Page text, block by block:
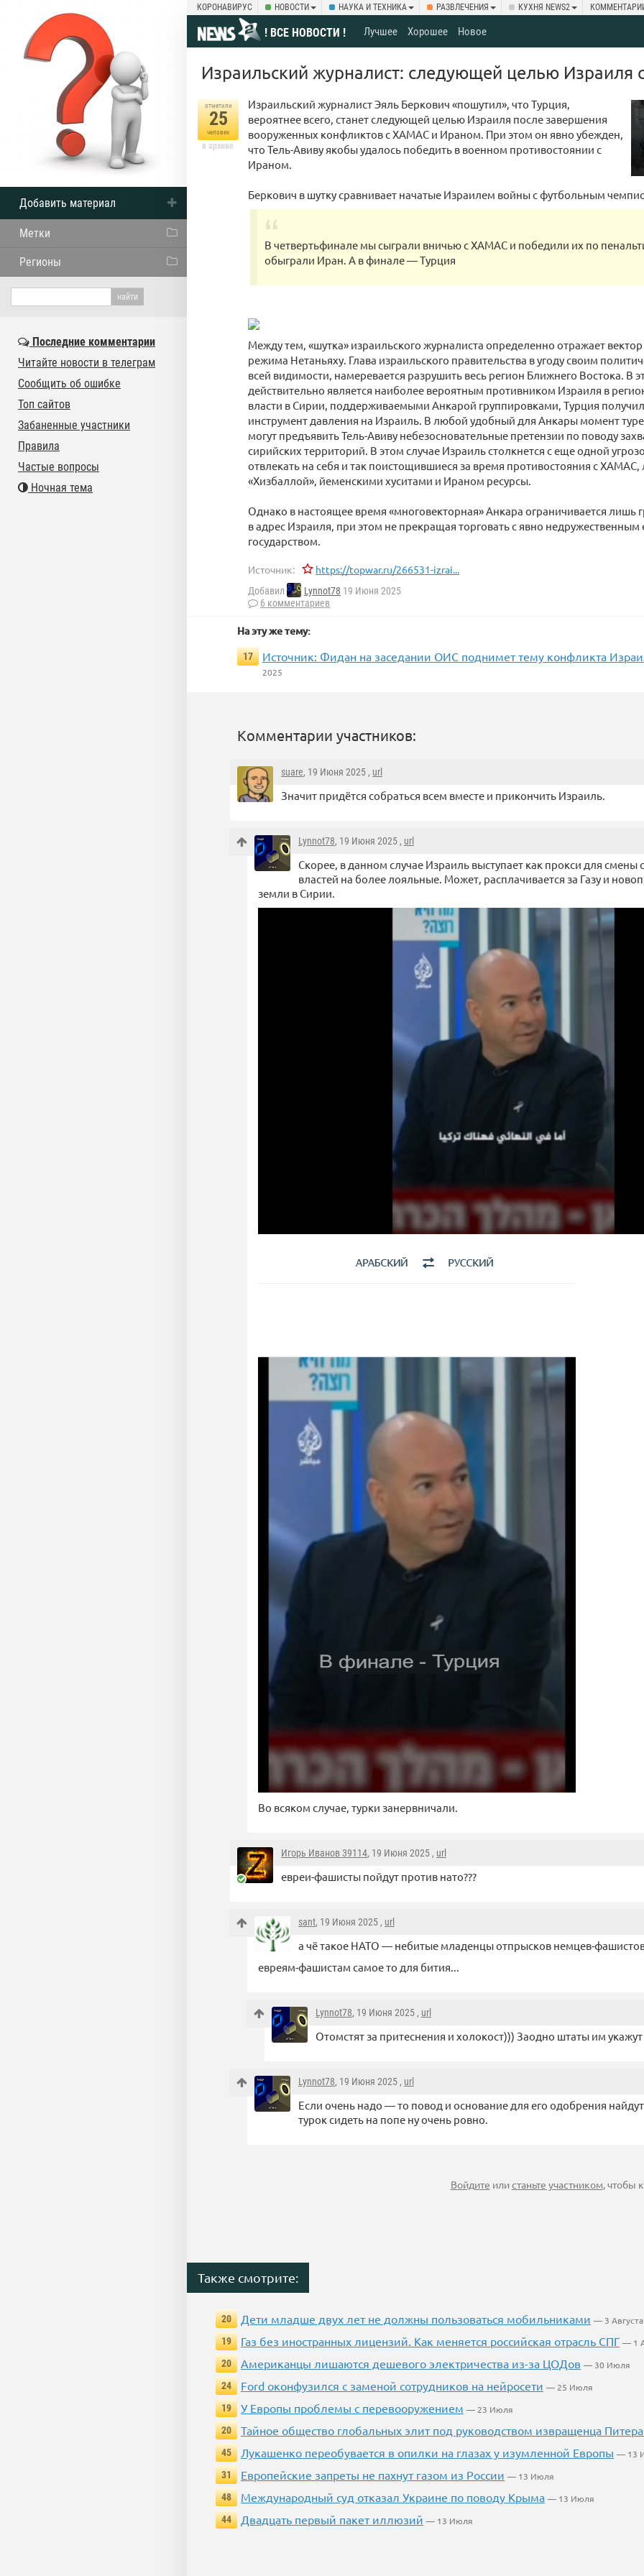
КОРОНАВИРУС НОВОСТИ НАУКА И ТЕХНИКА РАЗВЛЕЧЕНИЯ КУХНЯ NEWS2
! ВСЕ НОВОСТИ ! Лучшее Хорошее Новое
Израильский журналист: следующей целью Израиля
отметили
25
человек
в архиве
Израильский журналист Эяль Беркович «пошутил», что Турция,
вероятнее всего, станет следующей целью Израиля после завершения
вооруженных конфликтов с ХАМАС и Ираном. При этом он явно убежден,
что Тель-Авиву якобы удалось победить в военном противостоянии с
Ираном.
Беркович в шутку сравнивает начатые Израилем войны с футбольным
В четвертьфинале мы сыграли вничью с ХАМАС и победили их по
обыграли Иран. А в финале — Турция
Между тем, «шутка» израильского журналиста определенно отражает
режима Нетаньяху. Глава израильского правительства в угоду своим
всей видимости, намеревается разрушить весь регион Ближнего Востока. В
действительно является наиболее вероятным противником Израиля в
власти в Сирии, поддерживаемыми Анкарой группировками, Турция
инструмент давления на Израиль. В любой удобный для Анкары момент
могут предъявить Тель-Авиву небезосновательные претензии по поводу
сирийских территорий. В этом случае Израиль столкнется с еще одной
отвлекать на себя и так поистощившиеся за время противостояния с ХАМАС,
«Хизбаллой», йеменскими хуситами и Ираном ресурсы.
Однако в настоящее время «многовекторная» Анкара ограничивается лишь
в адрес Израиля, при этом не прекращая торговать с явно недружественным
государством.
Источник: https://topwar.ru/266531-izrai...
Добавил Lynnot78 19 Июня 2025
6 комментариев
На эту же тему:
17 Источник: Фидан на заседании ОИС поднимет тему конфликта
2025
Комментарии участников:
suare, 19 Июня 2025 , url
Значит придётся собраться всем вместе и прикончить Израиль.
Lynnot78, 19 Июня 2025 , url
Скорее, в данном случае Израиль выступает как прокси для
властей на более лояльные. Может, расплачивается за Газу и
земли в Сирии.
Во всяком случае, турки занервничали.
Игорь Иванов 39114, 19 Июня 2025 , url
евреи-фашисты пойдут против нато???
sant, 19 Июня 2025 , url
а чё такое НАТО — небитые младенцы отпрысков немцев-
евреям-фашистам самое то для бития...
Lynnot78, 19 Июня 2025 , url
Отомстят за притеснения и холокост))) Заодно штаты им укажут
Lynnot78, 19 Июня 2025 , url
Если очень надо — то повод и основание для его одобрения
турок сидеть на попе ну очень ровно.
Войдите илистаньте участником, чтобы
Также смотрите:
20 Дети младше двух лет не должны пользоваться мобильниками — 3 Августа
19
Газ без иностранных лицензий. Как меняется российская отрасль СПГ — 1
20
Американцы лишаются дешевого электричества из-за ЦОДов — 30 Июля
24
Ford оконфузился с заменой сотрудников на нейросети — 25 Июля
19
У Европы проблемы с перевооружением — 23 Июля
20
Тайное общество глобальных элит под руководством извращенца
45
Лукашенко переобувается в опилки на глазах у изумленной Европы — 13
31
Европейские запреты не пахнут газом из России — 13 Июля
48
Международный суд отказал Украине по поводу Крыма — 13 Июля
44
Двадцать первый пакет иллюзий — 13 Июля
Добавить материал
Метки
Регионы
Последние комментарии
Читайте новости в телеграм
Сообщить об ошибке
Топ сайтов
Забаненные участники
Правила
Частые вопросы
Ночная тема